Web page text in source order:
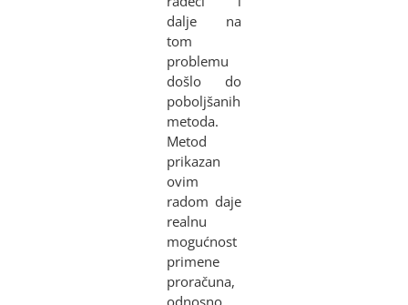
dalje na
tom
problemu
došlo do
poboljšanih
metoda.
Metod
prikazan
ovim
radom daje
realnu
mogućnost
primene
proračuna,
odnosno